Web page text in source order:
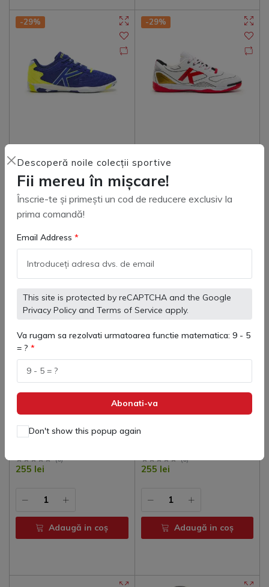
Descoperă noile colecții sportive
Fii mereu în mișcare!
Înscrie-te și primești un cod de reducere exclusiv la
prima comandă!
Email Address
This site is protected by reCAPTCHA and the Google
Privacy Policy and Terms of Service apply.
Va rugam sa rezolvati urmatoarea functie matematica: 9 - 5
= ?
Abonati-va
Don't show this popup again
-29%
Copa
363 lei
255 lei
-29%
Goleiro LIMA
255 lei
Ghete fotbal Heritage Turf
(0)
255 lei
Adaugă in coş
(0)
255 lei
Adaugă in coş